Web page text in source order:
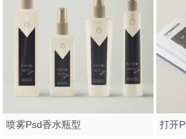
喷雾Psd香水瓶型 打开